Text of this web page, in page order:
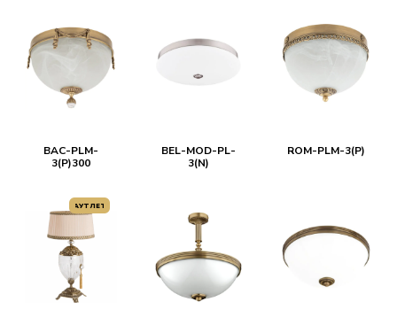
BAC-PLM-
3(P)300
BEL-MOD-PL-
3(N)
ROM-PLM-3(P)
АУТЛЕТ